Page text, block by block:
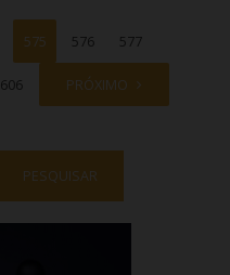
575 576 577
606 PRÓXIMO
PESQUISAR